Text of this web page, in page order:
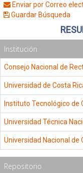
Enviar por Correo
Guardar Búsqueda
Institución
Consejo Nacional de
Universidad de Costa
Instituto Tecnológico de
Universidad Técnica
Universidad Nacional de
Repositorio